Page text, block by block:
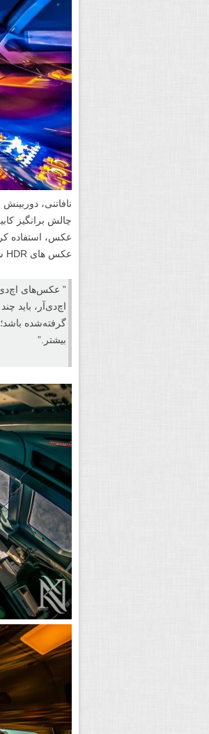
نافاتنی،
عکس، استفاده
عکس های HDR شگفت انگیز به وجود می آیند.
گرفته‌شده
بیشتر.”